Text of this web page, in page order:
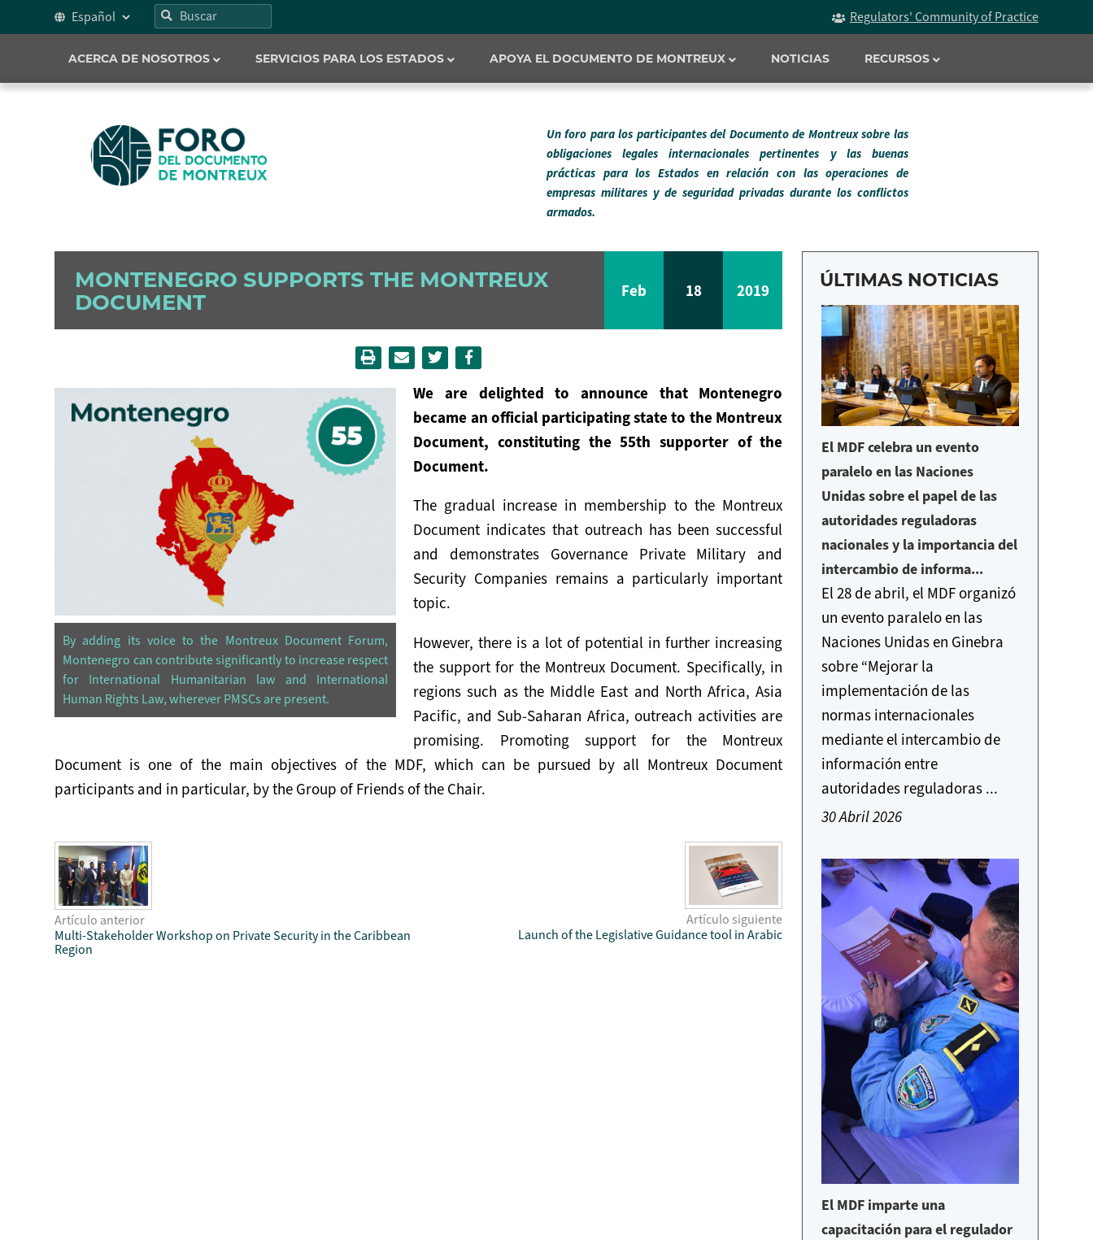
Regulators' Community of Practice
ACERCA DE NOSOTROS SERVICIOS PARA LOS ESTADOS APOYA EL DOCUMENTO DE MONTREUX NOTICIAS RECURSOS
Un foro para los participantes del Documento de Montreux sobre las
obligaciones legales internacionales pertinentes y las buenas
prácticas para los Estados en relación con las operaciones de
empresas militares y de seguridad privadas durante los conflictos
armados.
MONTENEGRO SUPPORTS THE MONTREUX
DOCUMENT
Feb 18 2019
By adding its voice to the Montreux Document Forum,
Montenegro can contribute significantly to increase respect
for International Humanitarian law and International
Human Rights Law, wherever PMSCs are present.
We are delighted to announce that Montenegro
became an official participating state to the Montreux
Document, constituting the 55th supporter of the
Document.
The gradual increase in membership to the Montreux
Document indicates that outreach has been successful
and demonstrates Governance Private Military and
Security Companies remains a particularly important
topic.
However, there is a lot of potential in further increasing
the support for the Montreux Document. Specifically, in
regions such as the Middle East and North Africa, Asia
Pacific, and Sub-Saharan Africa, outreach activities are
promising. Promoting support for the Montreux
Document is one of the main objectives of the MDF, which can be pursued by all Montreux Document
participants and in particular, by the Group of Friends of the Chair.
Artículo anterior
Multi-Stakeholder Workshop on Private Security in the Caribbean
Region
Artículo siguiente
Launch of the Legislative Guidance tool in Arabic
ÚLTIMAS NOTICIAS
El MDF celebra un evento
paralelo en las Naciones
Unidas sobre el papel de las
autoridades reguladoras
nacionales y la importancia del
intercambio de informa...
El 28 de abril, el MDF organizó
un evento paralelo en las
Naciones Unidas en Ginebra
sobre “Mejorar la
implementación de las
normas internacionales
mediante el intercambio de
información entre
autoridades reguladoras ...
30 Abril 2026
El MDF imparte una
capacitación para el regulador